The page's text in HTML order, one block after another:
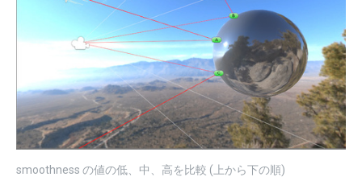
smoothness の値の低、中、高を比較 (上から下の順)